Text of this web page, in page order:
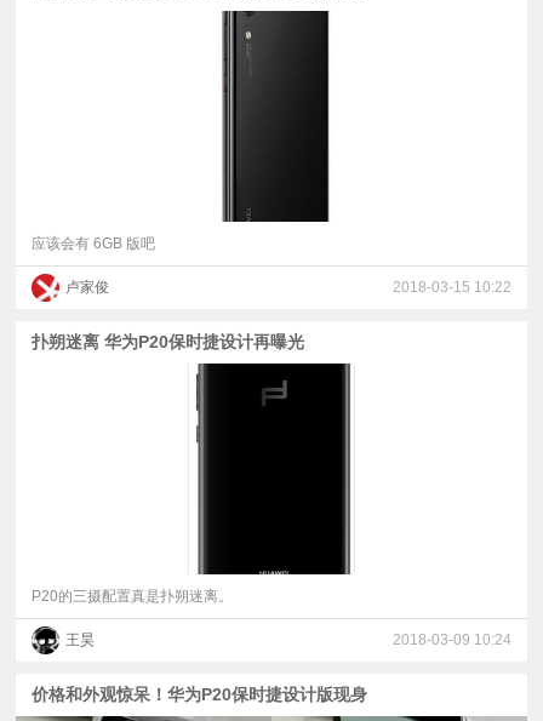
应该会有 6GB 版吧
卢家俊 2018-03-15 10:22
扑朔迷离 华为P20保时捷设计再曝光
P20的三摄配置真是扑朔迷离。
王昊 2018-03-09 10:24
价格和外观惊呆！华为P20保时捷设计版现身